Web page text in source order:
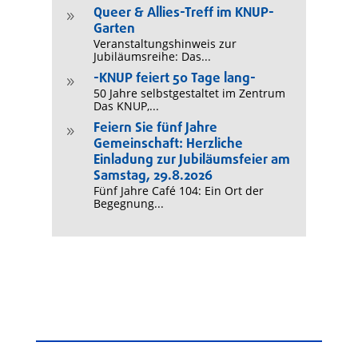
9
Queer & Allies-Treff im KNUP-
Garten
Veranstaltungshinweis zur
Jubiläumsreihe: Das...
9 -KNUP feiert 50 Tage lang-
50 Jahre selbstgestaltet im Zentrum
Das KNUP,...
9
Feiern Sie fünf Jahre
Gemeinschaft: Herzliche
Einladung zur Jubiläumsfeier am
Samstag, 29.8.2026
Fünf Jahre Café 104: Ein Ort der
Begegnung...